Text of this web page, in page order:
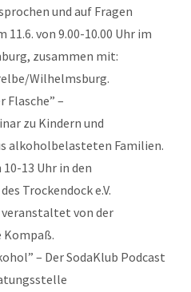
und auf Fragen
11.6. von 9.00-10.00 Uhr im
zusammen mit:
Wilhelmsburg.
Flasche” –
zu Kindern und
alkoholbelasteten Familien.
10-13 Uhr in den
Trockendock e.V.
von der
– Der SodaKlub Podcast